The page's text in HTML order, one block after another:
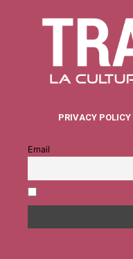
PRIVACY POLICY
Email